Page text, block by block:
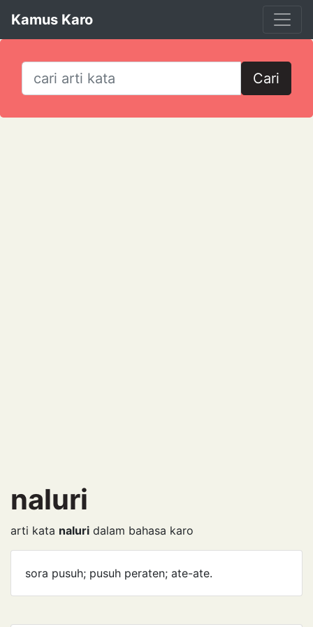
Kamus Karo
Cari
naluri
arti kata naluri dalam bahasa karo
sora pusuh; pusuh peraten; ate-ate.